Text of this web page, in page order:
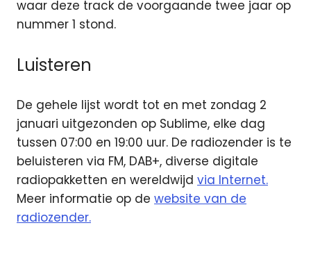
waar deze track de voorgaande twee jaar op
nummer 1 stond.
Luisteren
De gehele lijst wordt tot en met zondag 2
januari uitgezonden op Sublime, elke dag
tussen 07:00 en 19:00 uur. De radiozender is te
beluisteren via FM, DAB+, diverse digitale
radiopakketten en wereldwijd via Internet.
Meer informatie op de website van de
radiozender.